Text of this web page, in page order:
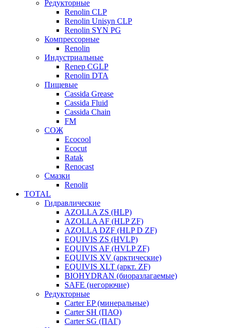
Редукторные
Renolin CLP
Renolin Unisyn CLP
Renolin SYN PG
Компрессорные
Renolin
Индустриальные
Renep CGLP
Renolin DTA
Пищевые
Cassida Grease
Cassida Fluid
Cassida Chain
FM
СОЖ
Ecocool
Ecocut
Ratak
Renocast
Смазки
Renolit
TOTAL
Гидравлические
AZOLLA ZS (HLP)
AZOLLA AF (HLP ZF)
AZOLLA DZF (HLP D ZF)
EQUIVIS ZS (HVLP)
EQUIVIS AF (HVLP ZF)
EQUIVIS XV (арктические)
EQUIVIS XLT (аркт. ZF)
BIOHYDRAN (биоразлагаемые)
SAFE (негорючие)
Редукторные
Carter EP (минеральные)
Carter SH (ПАО)
Carter SG (ПАГ)